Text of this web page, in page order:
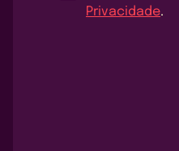
Privacidade.